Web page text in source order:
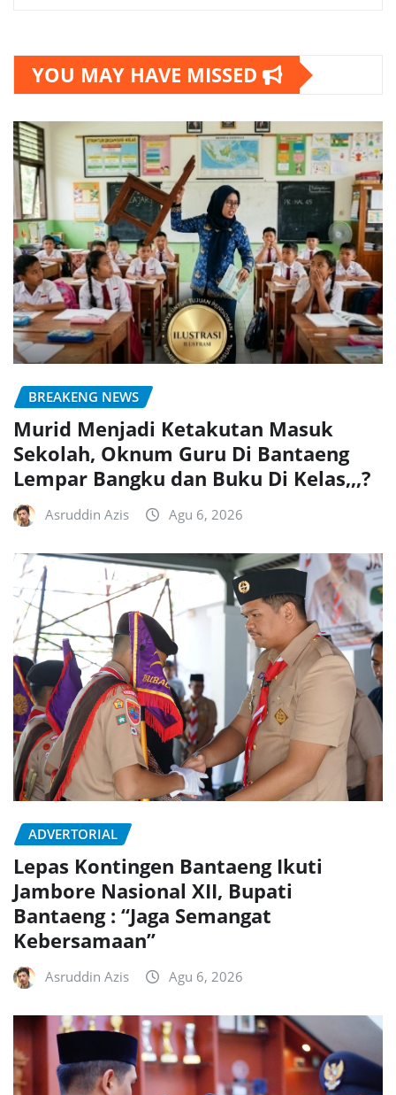
YOU MAY HAVE MISSED
BREAKENG NEWS
Murid Menjadi Ketakutan Masuk
Sekolah, Oknum Guru Di Bantaeng
Lempar Bangku dan Buku Di Kelas,,,?
Asruddin Azis Agu 6, 2026
ADVERTORIAL
Lepas Kontingen Bantaeng Ikuti
Jambore Nasional XII, Bupati
Bantaeng : “Jaga Semangat
Kebersamaan”
Asruddin Azis Agu 6, 2026